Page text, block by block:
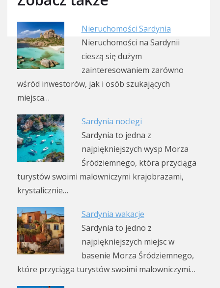
Nieruchomości Sardynia
Nieruchomości na Sardynii
cieszą się dużym
zainteresowaniem zarówno
wśród inwestorów, jak i osób szukających
miejsca…
Sardynia noclegi
Sardynia to jedna z
najpiękniejszych wysp Morza
Śródziemnego, która przyciąga
turystów swoimi malowniczymi krajobrazami,
krystalicznie…
Sardynia wakacje
Sardynia to jedno z
najpiękniejszych miejsc w
basenie Morza Śródziemnego,
które przyciąga turystów swoimi malowniczymi…